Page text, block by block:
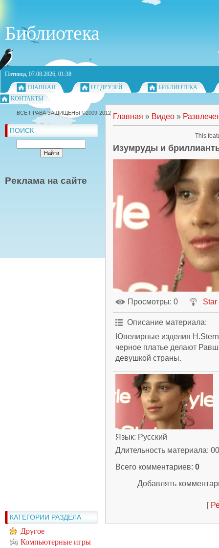
Библиотека
Пятница, 07.08.2026, 01:38
ГЛАВНАЯ
ОТ ДРУЗЕЙ
БИБЛИОТЕКА
КОНТАКТЫ
ПОИСК
Реклама на сайте
КАТЕГОРИИ РАЗДЕЛА
Другое
Компьютерные игры
Главная » Видео »
Изумруды и
Просмотры: 0
Описание материала:
Ювелирные изделия
черное платье делают
девушкой страны.
Язык: Русский
Длительность материала:
Всего комментариев: 0
Добавлять
[
ВСЕ ПРАВА ЗАЩИЩЕНЫ ©2009-2012
This